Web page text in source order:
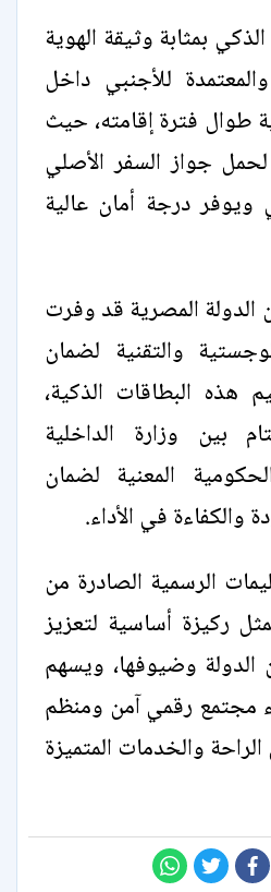
بمثابة وثيقة الهوية
للأجنبي داخل
طوال فترة إقامته، حيث
جواز السفر الأصلي
ويوفر درجة أمان عالية
الدولة المصرية قد وفرت
والتقنية لضمان
هذه البطاقات الذكية،
بين وزارة الداخلية
المعنية لضمان
والكفاءة في الأداء.
الرسمية الصادرة من
ركيزة أساسية لتعزيز
الدولة وضيوفها، ويسهم
مجتمع رقمي آمن ومنظم
والخدمات المتميزة